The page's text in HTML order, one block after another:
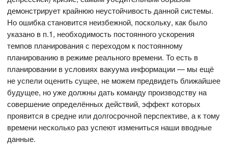
демонстрирует крайнюю неустойчивость данной системы.
Но ошибка становится неизбежной, поскольку, как было
указано в п.1, необходимость постоянного ускорения
темпов планирования с переходом к постоянному
планированию в режиме реального времени. То есть в
планировании в условиях вакуума информации — мы ещё
не успели оценить сущее, не можем предвидеть ближайшее
будущее, но уже должны дать команду производству на
совершение определённых действий, эффект которых
проявится в средне или долгосрочной перспективе, а к тому
времени несколько раз успеют измениться наши вводные
данные.